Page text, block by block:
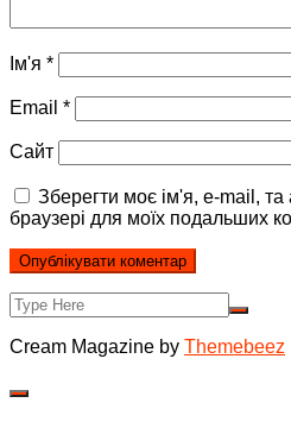
Ім'я *
Email *
Сайт
Зберегти моє ім'я, e-mail,
браузері для моїх подальших
Cream Magazine by Themebeez